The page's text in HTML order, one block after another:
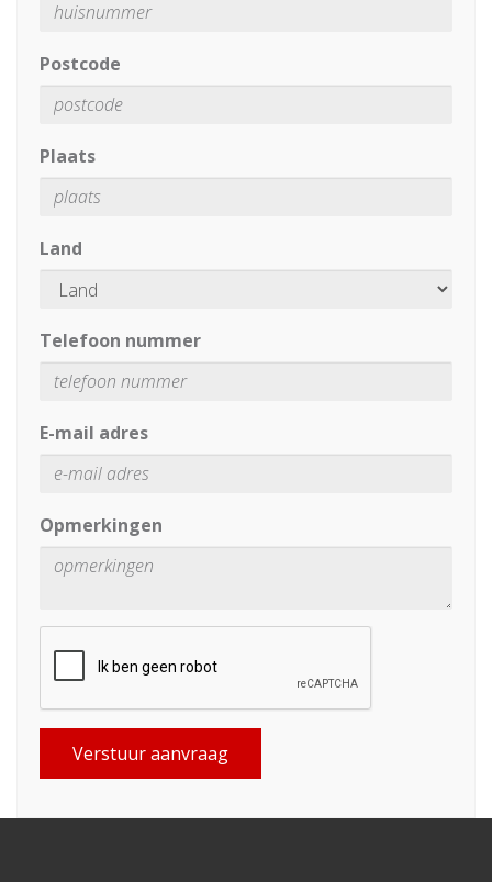
Postcode
Plaats
Land
Telefoon nummer
E-mail adres
Opmerkingen
Verstuur aanvraag